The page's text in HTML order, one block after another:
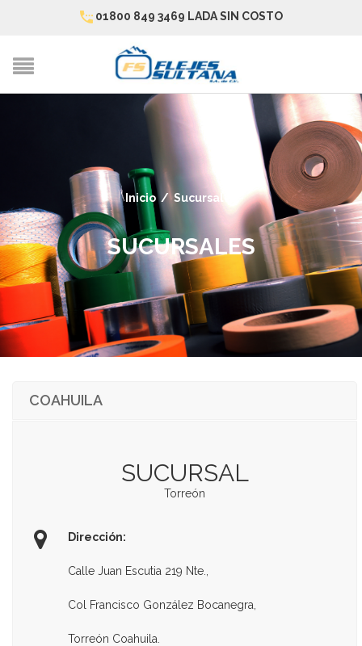
01800 849 3469 LADA SIN COSTO
Inicio / Sucursales
SUCURSALES
COAHUILA
SUCURSAL
Torreón
Dirección:
Calle Juan Escutia 219 Nte.,
Col Francisco González Bocanegra,
Torreón Coahuila.